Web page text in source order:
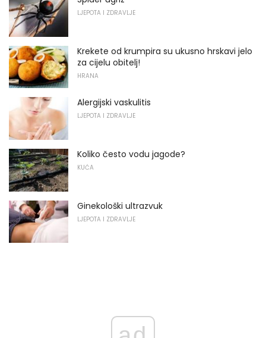
LJEPOTA I ZDRAVLJE
Krekete od krumpira su ukusno hrskavi jelo
za cijelu obitelj!
HRANA
Alergijski vaskulitis
LJEPOTA I ZDRAVLJE
Koliko često vodu jagode?
KUĆA
Ginekološki ultrazvuk
LJEPOTA I ZDRAVLJE